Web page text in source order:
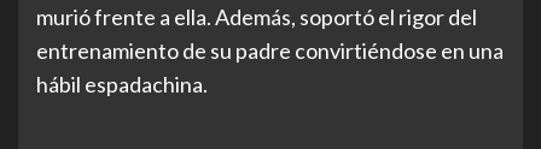
murió frente a ella. Además, soportó el rigor del
entrenamiento de su padre convirtiéndose en una
hábil espadachina.